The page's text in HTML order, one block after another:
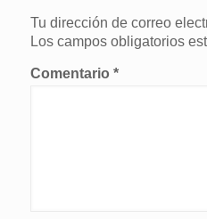
Tu dirección de correo
Los campos obligatorios
Comentario *